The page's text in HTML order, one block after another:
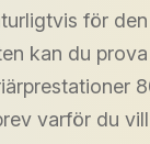
för
kan du
varför du